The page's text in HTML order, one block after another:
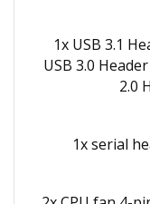
1x USB 3.1
USB 3.0
2.0
1x serial